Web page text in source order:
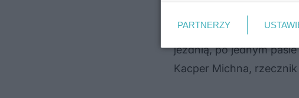
Zakopanego. Wówczas
jezdnią, po jednym
Kacper Michna,
PARTNERZY